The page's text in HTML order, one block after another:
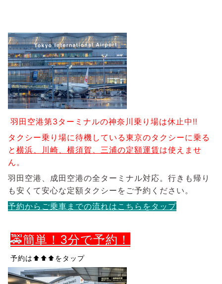
羽田空港第3ターミナルの神奈川乗り場は休止中‼️
タクシー乗り場に待機している東京のタクシーに乗る
と 横浜、川崎、横須賀、三浦の定額運賃は使えませ
ん。
羽田空港、成田空港の全ターミナル対応。行きも帰り
も安くて安心な定額タクシーをご予約ください。
予約からご乗車までの流れはこちらをタップ
🚕簡単！3分で予約！
予約は⬆️⬆️⬆️を タップ